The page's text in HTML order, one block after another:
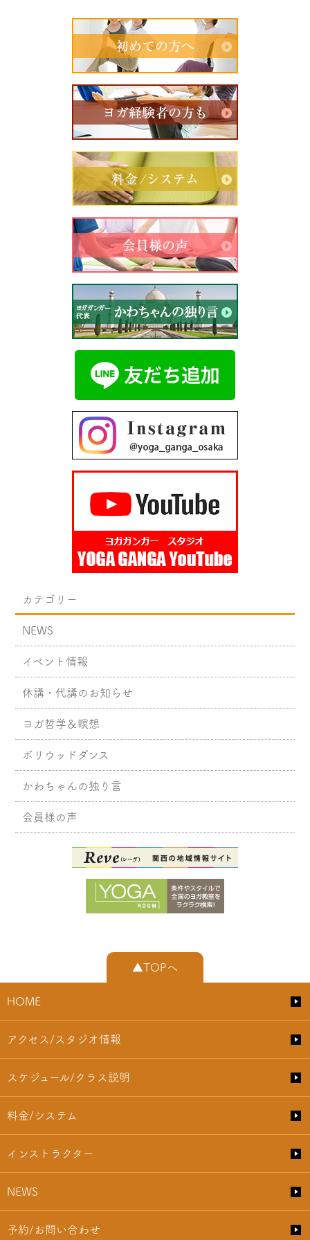
カテゴリー
NEWS
イベント情報
休講・代講のお知らせ
ヨガ哲学＆瞑想
ボリウッドダンス
かわちゃんの独り言
会員様の声
▲TOPへ
HOME
アクセス/スタジオ情報
スケジュール/クラス説明
料金/システム
インストラクター
NEWS
予約/お問い合わせ